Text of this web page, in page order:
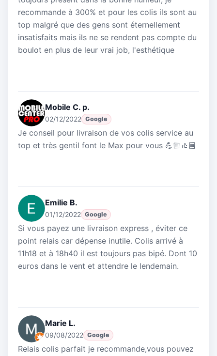
recommande à 300% et pour les colis ils sont au
top malgré que des gens sont éternellement
insatisfaits mais ils ne se rendent pas compte du
boulot en plus de leur vrai job, l'esthétique
Mobile C. p.
02/12/2022 Google
Je conseil pour livraison de vos colis service au
top et très gentil font le Max pour vous 💪🏼👍🏼
Emilie B.
01/12/2022 Google
Si vous payez une livraison express , éviter ce
point relais car dépense inutile. Colis arrivé à
11h18 et à 18h40 il est toujours pas bipé. Dont 10
euros dans le vent et attendre le lendemain.
Marie L.
09/08/2022 Google
Relais colis parfait je recommande,vous pouvez